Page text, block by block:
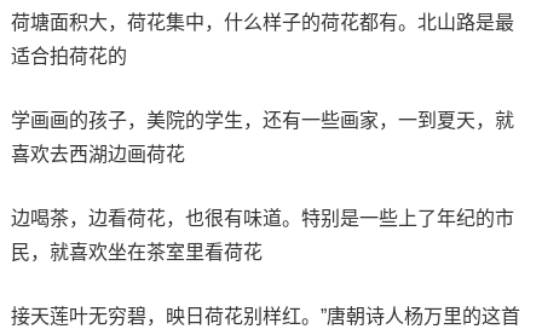
荷塘面积大，荷花集中，什么样子的荷花都有。北山路是最
适合拍荷花的
学画画的孩子，美院的学生，还有一些画家，一到夏天，就
喜欢去西湖边画荷花
边喝茶，边看荷花，也很有味道。特别是一些上了年纪的市
民，就喜欢坐在茶室里看荷花
接天莲叶无穷碧，映日荷花别样红。”唐朝诗人杨万里的这首